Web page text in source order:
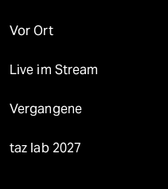
Vor Ort
Live im Stream
Vergangene
taz lab 2027